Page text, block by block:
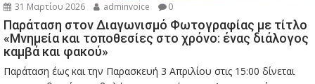
31 Μαρτίου 2026 adminvoice 0
Παράταση στον Διαγωνισμό Φωτογραφίας με τίτλο
«Μνημεία και τοποθεσίες στο χρόνο: ένας διάλογος
καμβά και φακού»
Παράταση έως και την Παρασκευή 3 Απριλίου στις 15:00 δίνεται